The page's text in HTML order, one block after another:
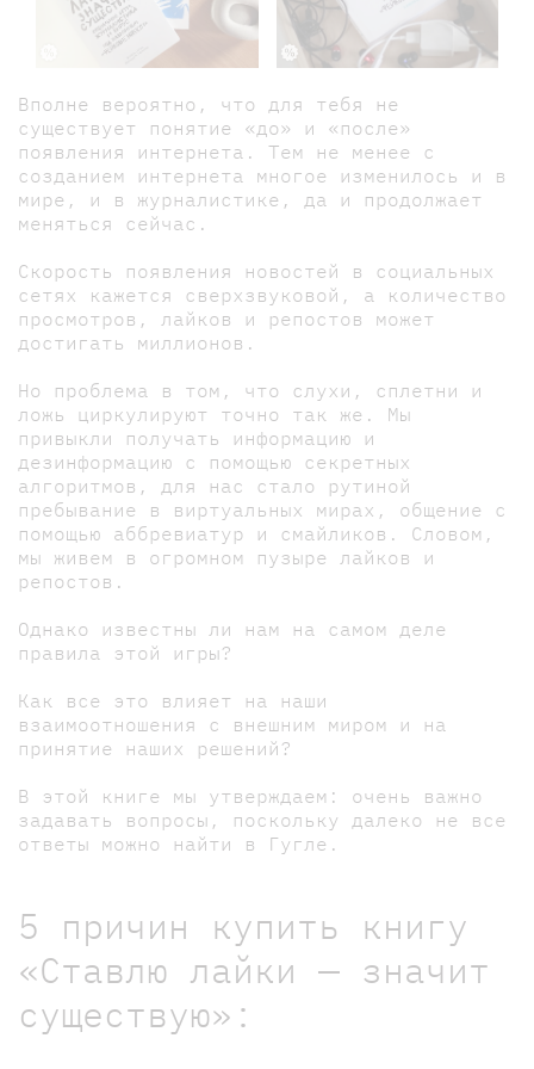
Вполне вероятно, что для тебя не
существует понятие «до» и «после»
появления интернета. Тем не менее с
созданием интернета многое изменилось и в
мире, и в журналистике, да и продолжает
меняться сейчас.
Скорость появления новостей в социальных
сетях кажется сверхзвуковой, а количество
просмотров, лайков и репостов может
достигать миллионов.
Но проблема в том, что слухи, сплетни и
ложь циркулируют точно так же. Мы
привыкли получать информацию и
дезинформацию с помощью секретных
алгоритмов, для нас стало рутиной
пребывание в виртуальных мирах, общение с
помощью аббревиатур и смайликов. Словом,
мы живем в огромном пузыре лайков и
репостов.
Однако известны ли нам на самом деле
правила этой игры?
Как все это влияет на наши
взаимоотношения с внешним миром и на
принятие наших решений?
В этой книге мы утверждаем: очень важно
задавать вопросы, поскольку далеко не все
ответы можно найти в Гугле.
5 причин купить книгу
«Ставлю лайки — значит
существую»: